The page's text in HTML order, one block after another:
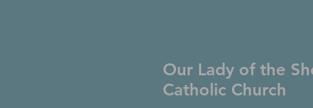
Our Lady of the
Catholic Church